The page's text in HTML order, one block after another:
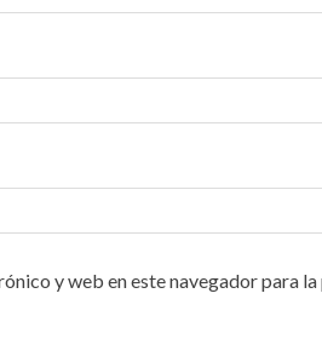
y web en este navegador para